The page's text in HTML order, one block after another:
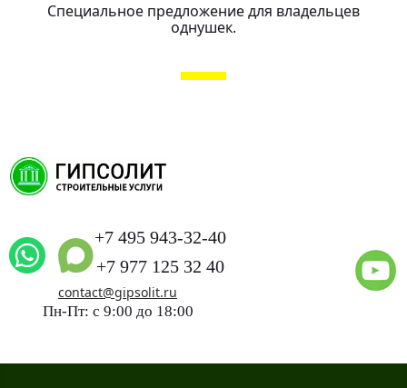
Специальное предложение для владельцев
однушек.
+7 495 943-32-40
+7 977 125 32 40
contact@gipsolit.ru
Пн-Пт: с 9:00 до 18:00